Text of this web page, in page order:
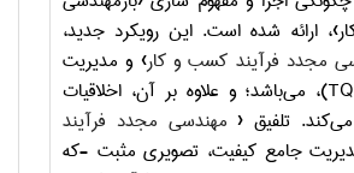
ارائه شده است. این رویکرد جدید،
مجدد فرآیند کسب و کار› و مدیریت
)، می‌باشد؛ و علاوه بر آن، اخلاقیات
تلفیق ‹ مهندسی مجدد فرآیند
جامع کیفیت، تصویری مثبت -که